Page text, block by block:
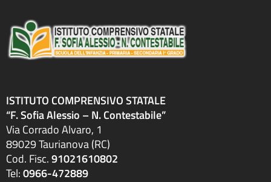
ISTITUTO COMPRENSIVO STATALE
“F. Sofia Alessio – N. Contestabile”
Via Corrado Alvaro, 1
89029 Taurianova (RC)
Cod. Fisc.91021610802
Tel:0966-472889